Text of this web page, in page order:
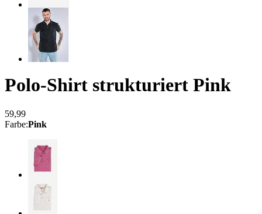
Polo-Shirt strukturiert Pink
59,99
Farbe:Pink